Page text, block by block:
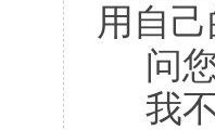
用自
问
我